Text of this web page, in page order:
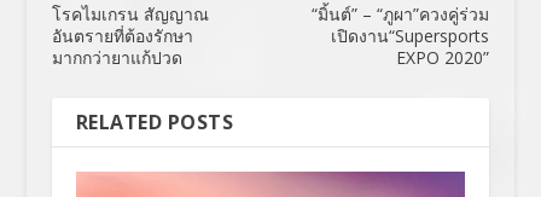
โรคไมเกรน สัญญาณ
อันตรายที่ต้องรักษา
มากกว่ายาแก้ปวด
“มิ้นต์” – “ภูผา”ควงคู่ร่วม
เปิดงาน“Supersports
EXPO 2020”
RELATED POSTS